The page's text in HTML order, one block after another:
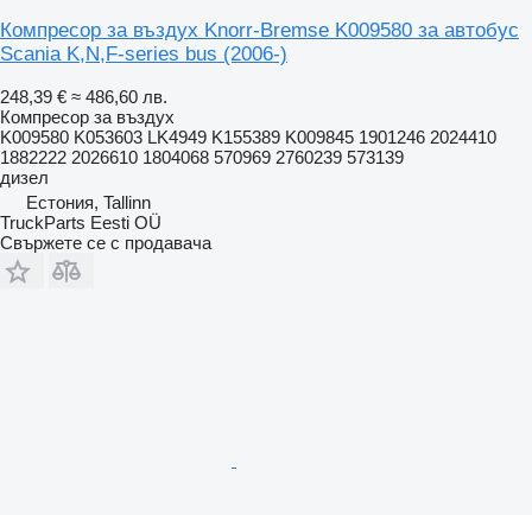
Компресор за въздух Knorr-Bremse K009580 за автобус
Scania K,N,F-series bus (2006-)
248,39 € ≈ 486,60 лв.
Компресор за въздух
K009580 K053603 LK4949 K155389 K009845 1901246 2024410
1882222 2026610 1804068 570969 2760239 573139
дизел
Естония, Tallinn
TruckParts Eesti OÜ
Свържете се с продавача